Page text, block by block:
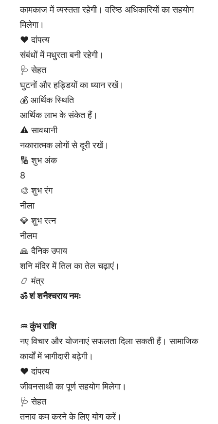
कामकाज में व्यस्तता रहेगी। वरिष्ठ अधिकारियों का सहयोग
मिलेगा।
❤️ दांपत्य
संबंधों में मधुरता बनी रहेगी।
🩺 सेहत
घुटनों और हड्डियों का ध्यान रखें।
💰 आर्थिक स्थिति
आर्थिक लाभ के संकेत हैं।
⚠️ सावधानी
नकारात्मक लोगों से दूरी रखें।
🔢 शुभ अंक
8
🎨 शुभ रंग
नीला
💎 शुभ रत्न
नीलम
🙏 दैनिक उपाय
शनि मंदिर में तिल का तेल चढ़ाएं।
📿 मंत्र
ॐ शं शनैश्चराय नमः
♒ कुंभ राशि
नए विचार और योजनाएं सफलता दिला सकती हैं। सामाजिक
कार्यों में भागीदारी बढ़ेगी।
❤️ दांपत्य
जीवनसाथी का पूर्ण सहयोग मिलेगा।
🩺 सेहत
तनाव कम करने के लिए योग करें।